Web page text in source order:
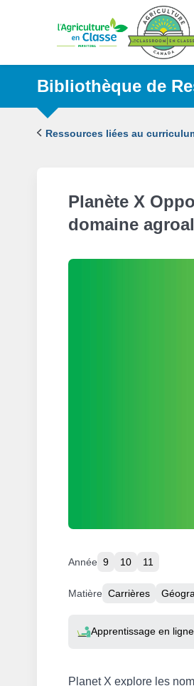
Bibliothèque de
Ressources liées au
Planète X
domaine
Année 9 10 11
Matière Carrières
Resource Type
Apprentissage en ligne
Planet X explore les